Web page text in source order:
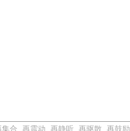
集合 再震动 再静听 再驱散 再鼓励